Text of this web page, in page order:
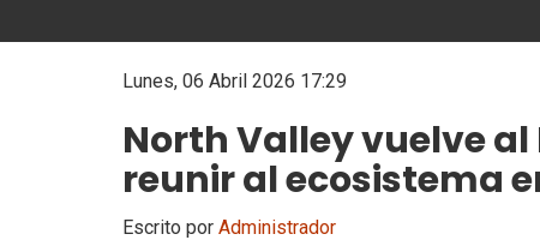
Lunes, 06 Abril 2026 17:29
North Valley vuelve
reunir al ecosistema
Escrito por Administrador